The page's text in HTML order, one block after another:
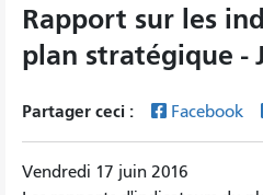
Rapport sur les
plan stratégique -
Partager ceci : Facebook
Vendredi 17 juin 2016